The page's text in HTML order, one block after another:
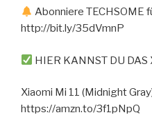
Abonniere TECHSOME
http://bit.ly/35dVmnP
HIER KANNST DU
Xiaomi Mi 11 (Midnight
https://amzn.to/3f1pNpQ